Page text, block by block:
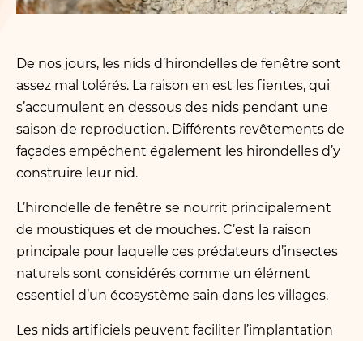
De nos jours, les nids d’hirondelles de fenêtre sont
assez mal tolérés. La raison en est les fientes, qui
s’accumulent en dessous des nids pendant une
saison de reproduction. Différents revêtements de
façades empêchent également les hirondelles d’y
construire leur nid.
L’hirondelle de fenêtre se nourrit principalement
de moustiques et de mouches. C’est la raison
principale pour laquelle ces prédateurs d’insectes
naturels sont considérés comme un élément
essentiel d’un écosystème sain dans les villages.
Les nids artificiels peuvent faciliter l’implantation